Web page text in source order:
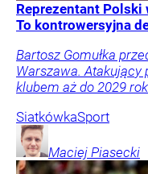
Reprezentant Polski
To kontrowersyjna
Bartosz Gomułka
Warszawa. Atakujący
klubem aż do 2029
SiatkówkaSport
Maciej Piasecki